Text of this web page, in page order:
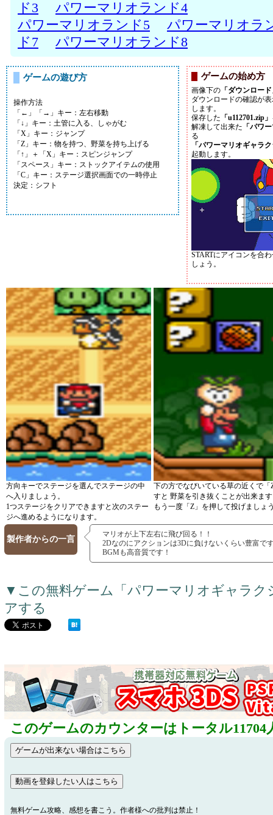
ド3
パワーマリオランド4
パワーマリオランド5
パワーマリオラ
ド7
パワーマリオランド8
ゲームの遊び方
操作方法
「←」「→」キー：左右移動
「↓」キー：土管に入る、しゃがむ
「X」キー：ジャンプ
「Z」キー：物を持つ、野菜を持ち上げる
「↑」＋「X」キー：スピンジャンプ
「スペース」キー：ストックアイテムの使用
「C」キー：ステージ選択画面での一時停止
決定：シフト
ゲームの始め方
画像下の 「ダウンロー
ダウンロードの確認が
します。
保存した 「u112701.zip」
解凍して出来た 「パワ
る
「パワーマリオギャラ
起動します。
STARTにアイコンを合
しょう。
方向キーでステージを選んでステージの中
へ入りましょう。
1つステージをクリアできますと次のステー
ジへ進めるようになります。
下の方でなびいている草の近くで「
すと 野菜を引き抜くことが出来ま
もう一度「Z」を押して投げましょ
製作者からの一言
マリオが上下左右に飛び回る！！
2Dなのにアクションは3Dに負けないくらい豊富で
BGMも高音質です！
▼この無料ゲーム「パワーマリオギャラク
アする
このゲームのカウンターはトータル11704
無料ゲーム攻略、感想を書こう。作者様への批判は禁止！